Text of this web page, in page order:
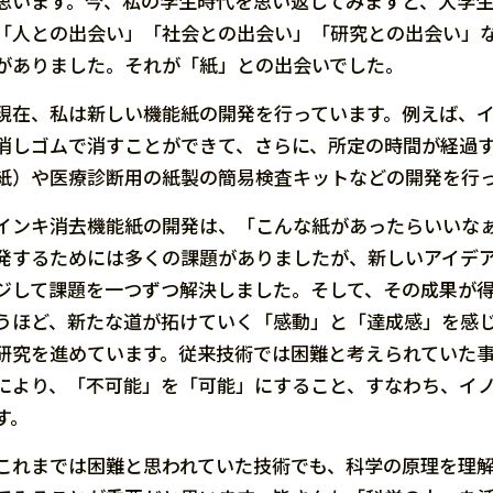
人との出会い」「社会との出会い」「研究との出会い
ありました。それが「紙」との出会いでした。
在、私は新しい機能紙の開発を行っています。例えば
しゴムで消すことができて、さらに、所定の時間が経
）や医療診断用の紙製の簡易検査キットなどの開発を行
ンキ消去機能紙の開発は、「こんな紙があったらいい
するためには多くの課題がありましたが、新しいアイ
して課題を一つずつ解決しました。そして、その成果
ほど、新たな道が拓けていく「感動」と「達成感」を
究を進めています。従来技術では困難と考えられてい
より、「不可能」を「可能」にすること、すなわち、
。
れまでは困難と思われていた技術でも、科学の原理を